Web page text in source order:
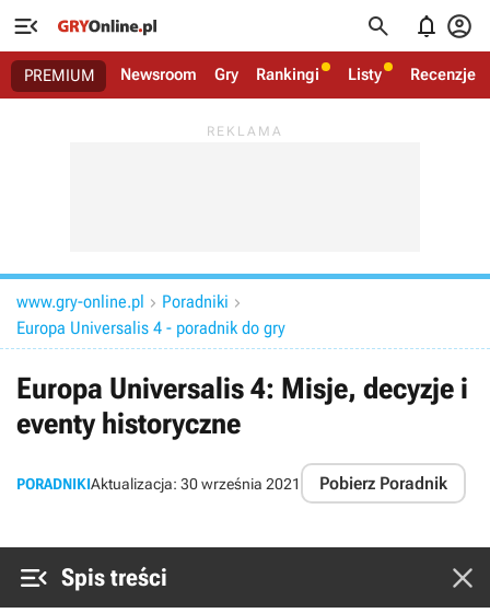
   
PREMIUM Newsroom Gry Rankingi Listy Recenzje
www.gry-online.pl  Poradniki 
Europa Universalis 4 - poradnik do gry
Europa Universalis 4: Misje, decyzje i
eventy historyczne
PORADNIKIAktualizacja: 30 września 2021 Pobierz Poradnik
 Spis treści 